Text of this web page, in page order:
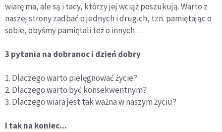
wiarę ma, ale są i tacy, którzy jej wciąż poszukują. Warto z
naszej strony zadbać o jednych i drugich, tzn. pamiętając o
sobie, obyśmy pamiętali też o innych…
3 pytania na dobranoc i dzień dobry
1. Dlaczego warto pielęgnować życie?
2. Dlaczego warto być konsekwentnym?
3. Dlaczego wiara jest tak ważna w naszym życiu?
I tak na koniec...